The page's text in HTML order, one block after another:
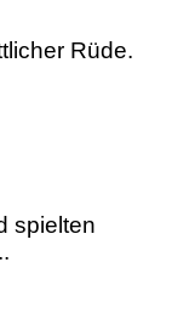
Rüde.
spielten